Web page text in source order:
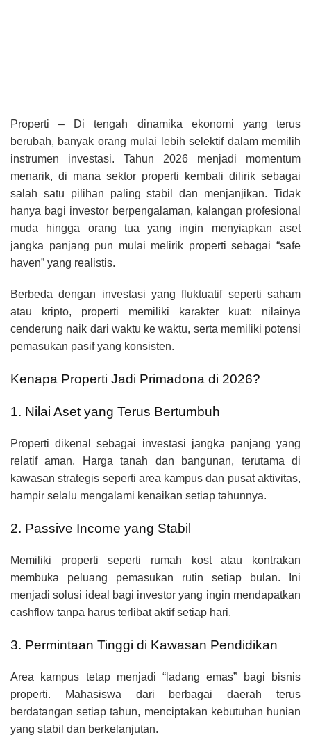
Properti – Di tengah dinamika ekonomi yang terus
berubah, banyak orang mulai lebih selektif dalam memilih
instrumen investasi. Tahun 2026 menjadi momentum
menarik, di mana sektor properti kembali dilirik sebagai
salah satu pilihan paling stabil dan menjanjikan. Tidak
hanya bagi investor berpengalaman, kalangan profesional
muda hingga orang tua yang ingin menyiapkan aset
jangka panjang pun mulai melirik properti sebagai “safe
haven” yang realistis.
Berbeda dengan investasi yang fluktuatif seperti saham
atau kripto, properti memiliki karakter kuat: nilainya
cenderung naik dari waktu ke waktu, serta memiliki potensi
pemasukan pasif yang konsisten.
Kenapa Properti Jadi Primadona di 2026?
1. Nilai Aset yang Terus Bertumbuh
Properti dikenal sebagai investasi jangka panjang yang
relatif aman. Harga tanah dan bangunan, terutama di
kawasan strategis seperti area kampus dan pusat aktivitas,
hampir selalu mengalami kenaikan setiap tahunnya.
2. Passive Income yang Stabil
Memiliki properti seperti rumah kost atau kontrakan
membuka peluang pemasukan rutin setiap bulan. Ini
menjadi solusi ideal bagi investor yang ingin mendapatkan
cashflow tanpa harus terlibat aktif setiap hari.
3. Permintaan Tinggi di Kawasan Pendidikan
Area kampus tetap menjadi “ladang emas” bagi bisnis
properti. Mahasiswa dari berbagai daerah terus
berdatangan setiap tahun, menciptakan kebutuhan hunian
yang stabil dan berkelanjutan.